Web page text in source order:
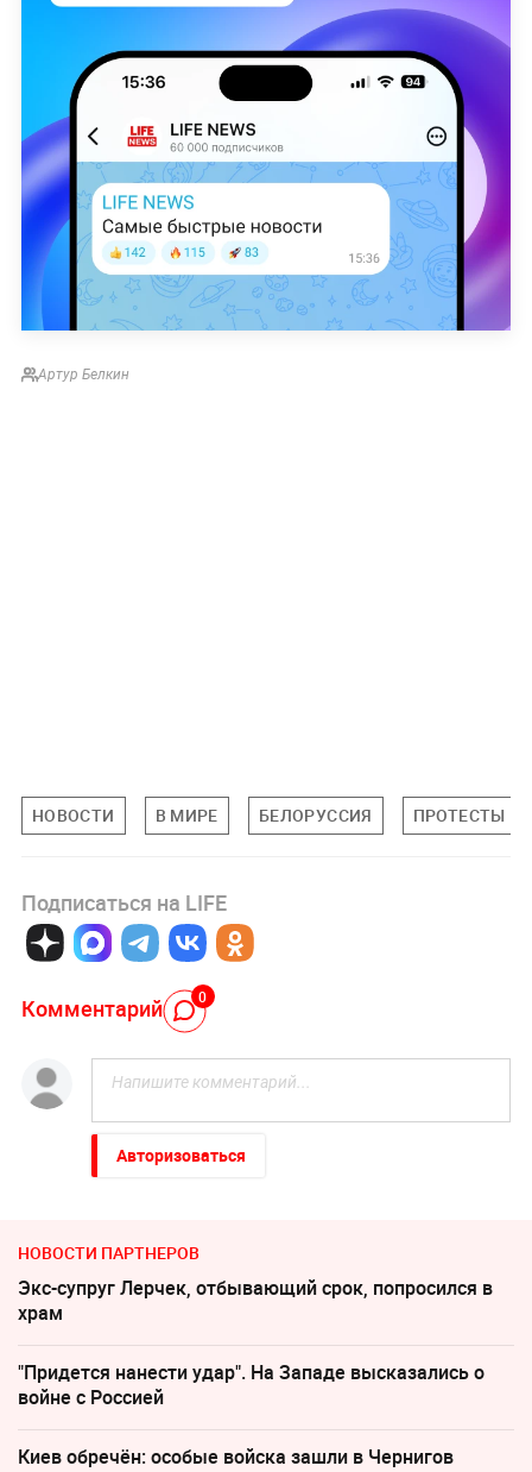
Артур Белкин
НОВОСТИ В МИРЕ БЕЛОРУССИЯ ПРОТЕСТЫ В
Подписаться на LIFE
Комментарий 0
Авторизоваться
НОВОСТИ ПАРТНЕРОВ
Экс-супруг Лерчек, отбывающий срок, попросился в
храм
"Придется нанести удар". На Западе высказались о
войне с Россией
Киев обречён: особые войска зашли в Чернигов